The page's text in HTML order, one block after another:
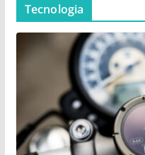
Tecnologia